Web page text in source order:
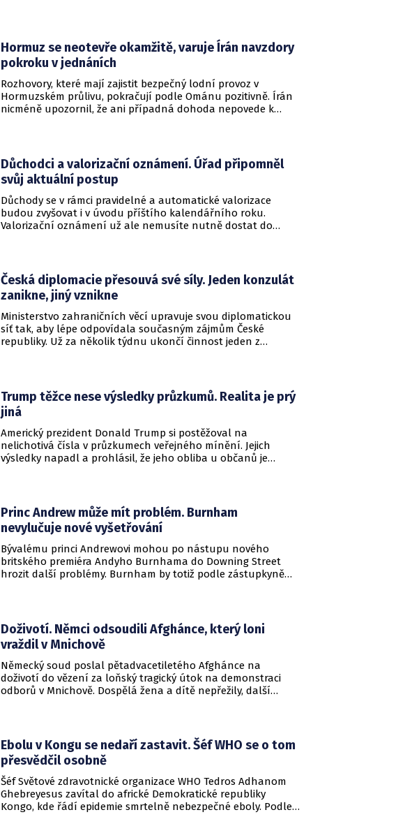
Hormuz se neotevře okamžitě, varuje Írán navzdory
pokroku v jednáních
Rozhovory, které mají zajistit bezpečný lodní provoz v
Hormuzském průlivu, pokračují podle Ománu pozitivně. Írán
nicméně upozornil, že ani případná dohoda nepovede k
Důchodci a valorizační oznámení. Úřad připomněl
svůj aktuální postup
Důchody se v rámci pravidelné a automatické valorizace
budou zvyšovat i v úvodu příštího kalendářního roku.
Valorizační oznámení už ale nemusíte nutně dostat do
Česká diplomacie přesouvá své síly. Jeden konzulát
zanikne, jiný vznikne
Ministerstvo zahraničních věcí upravuje svou diplomatickou
síť tak, aby lépe odpovídala současným zájmům České
republiky. Už za několik týdnu ukončí činnost jeden z
Trump těžce nese výsledky průzkumů. Realita je prý
jiná
Americký prezident Donald Trump si postěžoval na
nelichotivá čísla v průzkumech veřejného mínění. Jejich
výsledky napadl a prohlásil, že jeho obliba u občanů je
Princ Andrew může mít problém. Burnham
nevylučuje nové vyšetřování
Bývalému princi Andrewovi mohou po nástupu nového
britského premiéra Andyho Burnhama do Downing Street
hrozit další problémy. Burnham by totiž podle zástupkyně
Doživotí. Němci odsoudili Afghánce, který loni
vraždil v Mnichově
Německý soud poslal pětadvacetiletého Afghánce na
doživotí do vězení za loňský tragický útok na demonstraci
odborů v Mnichově. Dospělá žena a dítě nepřežily, další
Ebolu v Kongu se nedaří zastavit. Šéf WHO se o tom
přesvědčil osobně
Šéf Světové zdravotnické organizace WHO Tedros Adhanom
Ghebreyesus zavítal do africké Demokratické republiky
Kongo, kde řádí epidemie smrtelně nebezpečné eboly. Podle